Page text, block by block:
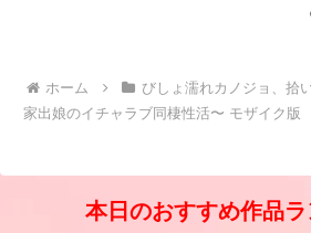
ホーム
びしょ濡れカノジョ、拾
家出娘のイチャラブ同棲性活〜 モザイク版
本日のおすすめ作品